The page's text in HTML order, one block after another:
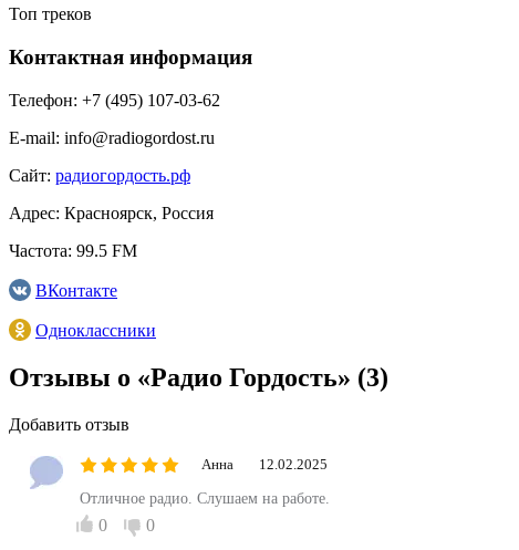
Топ треков
Контактная информация
Телефон: +7 (495) 107-03-62
E-mail: info@radiogordost.ru
Сайт: радиогордость.рф
Адрес: Красноярск, Россия
Частота: 99.5 FM
ВКонтакте
Одноклассники
Отзывы о «Радио Гордость» (3)
Добавить отзыв
Анна 12.02.2025
Отличное радио. Слушаем на работе.
0 0